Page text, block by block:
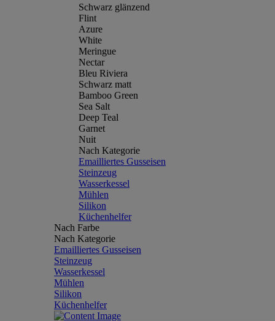
Schwarz glänzend
Flint
Azure
White
Meringue
Nectar
Bleu Riviera
Schwarz matt
Bamboo Green
Sea Salt
Deep Teal
Garnet
Nuit
Nach Kategorie
Emailliertes Gusseisen
Steinzeug
Wasserkessel
Mühlen
Silikon
Küchenhelfer
Nach Farbe
Nach Kategorie
Emailliertes Gusseisen
Steinzeug
Wasserkessel
Mühlen
Silikon
Küchenhelfer